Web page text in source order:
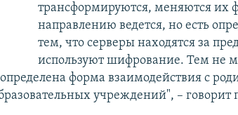
трансформируются, меняются их
направлению ведется, но есть
тем, что серверы находятся за
используют шифрование. Тем не
форма взаимодействия с
учреждений", – говорит